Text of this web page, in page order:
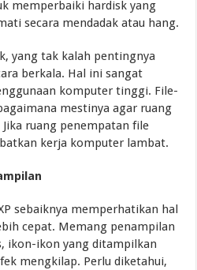
memperbaiki hardisk yang
secara mendadak atau hang.
yang tak kalah pentingnya
berkala. Hal ini sangat
komputer tinggi. File-
mestinya agar ruang
ruang penempatan file
kerja komputer lambat.
sebaiknya memperhatikan hal
cepat. Memang penampilan
ikon-ikon yang ditampilkan
mengkilap. Perlu diketahui,